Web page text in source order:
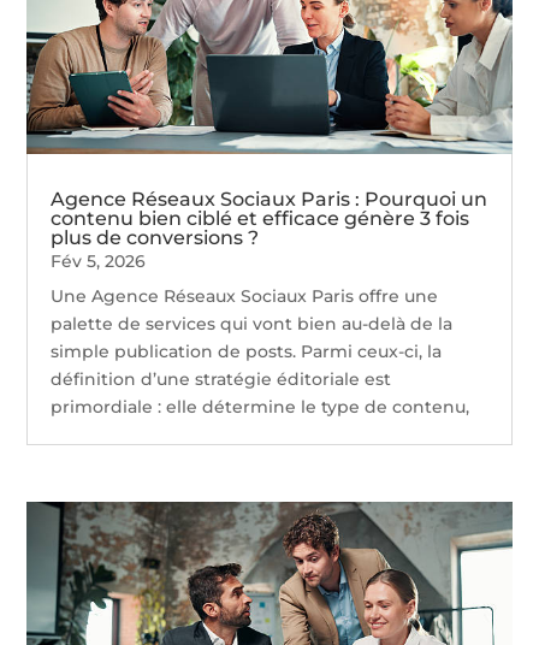
Agence Réseaux Sociaux Paris : Pourquoi un
contenu bien ciblé et efficace génère 3 fois
plus de conversions ?
Fév 5, 2026
Une Agence Réseaux Sociaux Paris offre une
palette de services qui vont bien au-delà de la
simple publication de posts. Parmi ceux-ci, la
définition d’une stratégie éditoriale est
primordiale : elle détermine le type de contenu,